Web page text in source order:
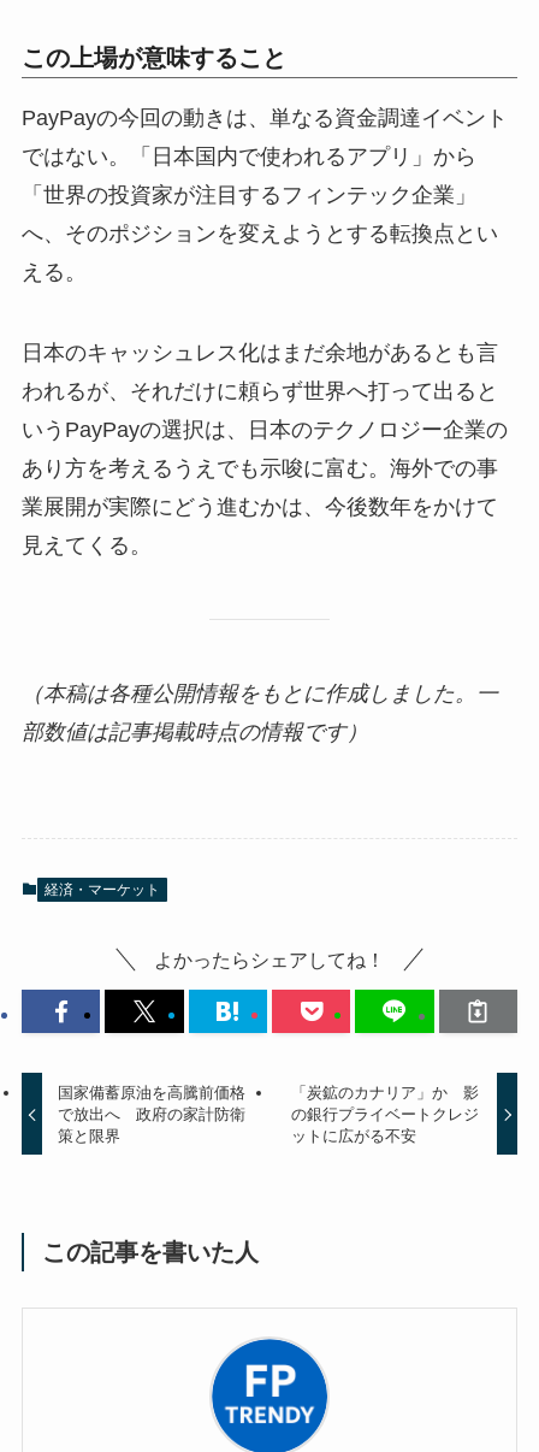
この上場が意味すること
PayPayの今回の動きは、単なる資金調達イベント
ではない。「日本国内で使われるアプリ」から
「世界の投資家が注目するフィンテック企業」
へ、そのポジションを変えようとする転換点とい
える。
日本のキャッシュレス化はまだ余地があるとも言
われるが、それだけに頼らず世界へ打って出ると
いうPayPayの選択は、日本のテクノロジー企業の
あり方を考えるうえでも示唆に富む。海外での事
業展開が実際にどう進むかは、今後数年をかけて
見えてくる。
（本稿は各種公開情報をもとに作成しました。一
部数値は記事掲載時点の情報です）
経済・マーケット
よかったらシェアしてね！
国家備蓄原油を高騰前価格
で放出へ 政府の家計防衛
策と限界
「炭鉱のカナリア」か 影
の銀行プライベートクレジ
ットに広がる不安
この記事を書いた人